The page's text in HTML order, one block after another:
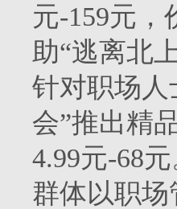
元-159元，
助“逃离北
针对职场人
会”推出精
4.99元-68
群体以职